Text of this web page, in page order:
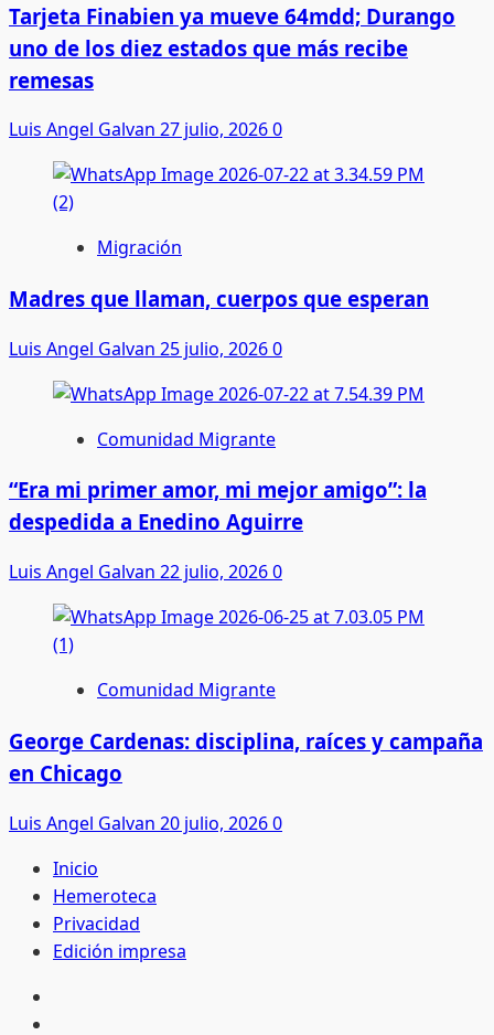
Tarjeta Finabien ya mueve 64mdd; Durango
uno de los diez estados que más recibe
remesas
Luis Angel Galvan 27 julio, 20260
Migración
Madres que llaman, cuerpos que esperan
Luis Angel Galvan 25 julio, 20260
Comunidad Migrante
“Era mi primer amor, mi mejor amigo”: la
despedida a Enedino Aguirre
Luis Angel Galvan 22 julio, 20260
Comunidad Migrante
George Cardenas: disciplina, raíces y campaña
en Chicago
Luis Angel Galvan 20 julio, 20260
Inicio
Hemeroteca
Privacidad
Edición impresa